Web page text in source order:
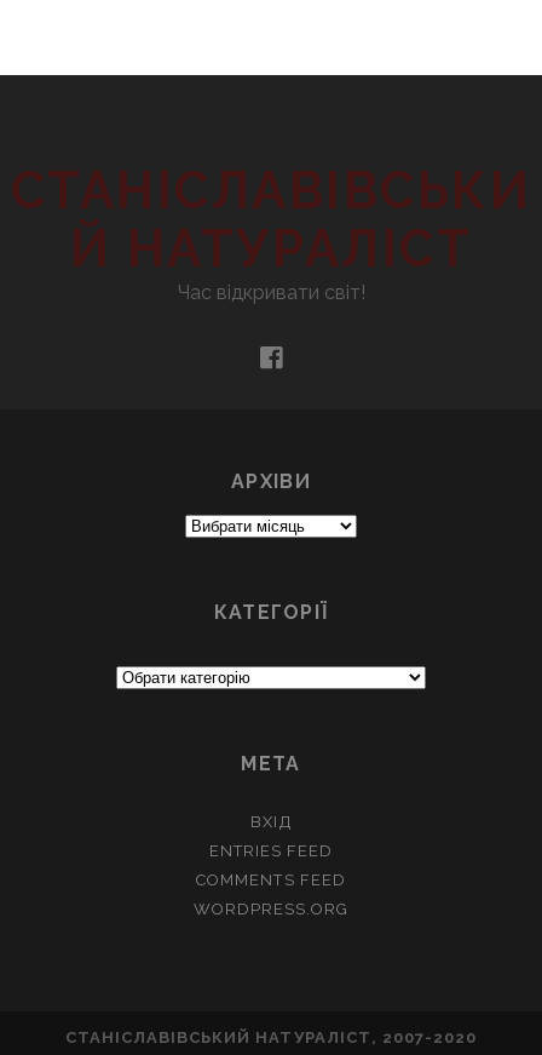
СТАНІСЛАВІВСЬКИ
Й НАТУРАЛІСТ
Час відкривати світ!
facebook
АРХІВИ
Архіви
КАТЕГОРІЇ
МЕТА
ВХІД
ENTRIES FEED
COMMENTS FEED
WORDPRESS.ORG
СТАНІСЛАВІВСЬКИЙ НАТУРАЛІСТ, 2007-2020